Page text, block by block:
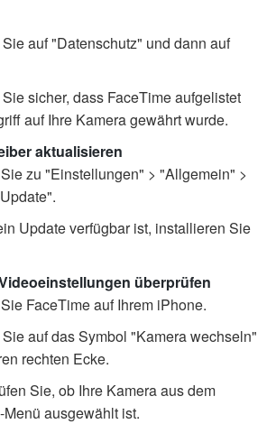
auf "Datenschutz" und dann auf
sicher, dass FaceTime aufgelistet
auf Ihre Kamera gewährt wurde.
aktualisieren
zu "Einstellungen" > "Allgemein" >
Update verfügbar ist, installieren Sie
überprüfen
FaceTime auf Ihrem iPhone.
auf das Symbol "Kamera wechseln"
rechten Ecke.
Sie, ob Ihre Kamera aus dem
ausgewählt ist.